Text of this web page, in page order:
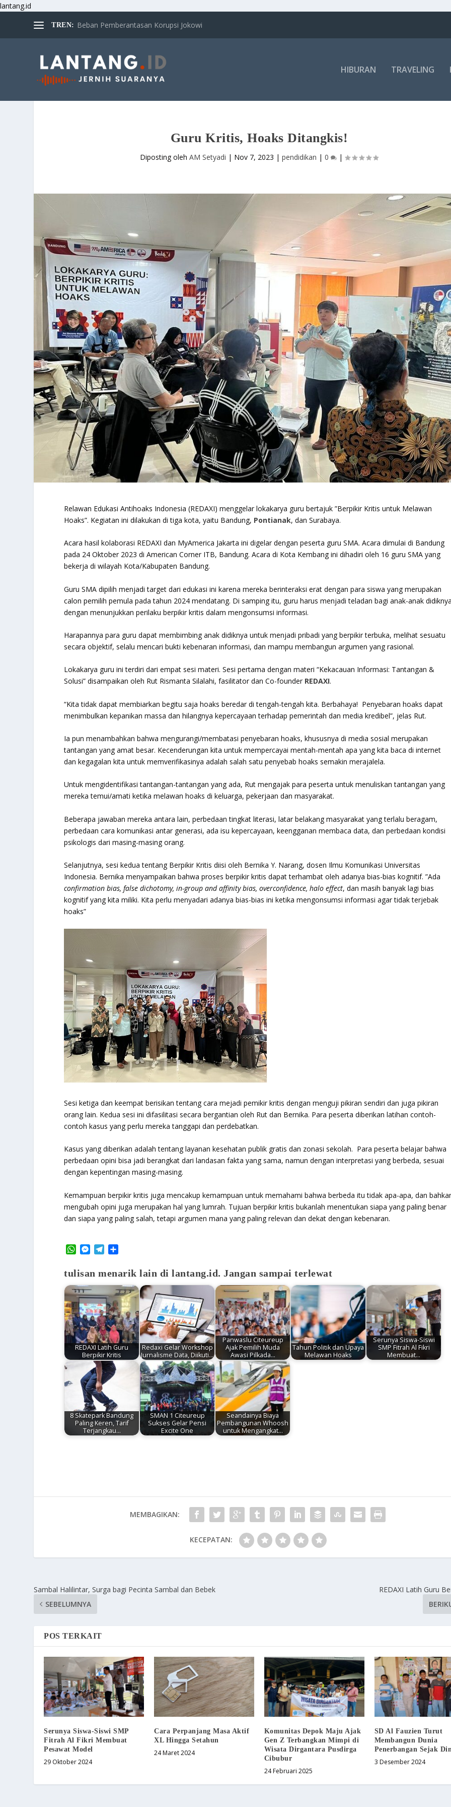
lantang.id
TREN: Beban Pemberantasan Korupsi Jokowi
HIBURAN TRAVELING
Guru Kritis, Hoaks Ditangkis!
Diposting olehAM Setyadi | Nov 7, 2023 |pendidikan |0 |
Relawan Edukasi Antihoaks Indonesia (REDAXI) menggelar lokakarya guru bertajuk ”Berpikir Kritis untuk Melawan
Hoaks”. Kegiatan ini dilakukan di tiga kota, yaitu Bandung, Pontianak, dan Surabaya.
Acara hasil kolaborasi REDAXI dan MyAmerica Jakarta ini digelar dengan peserta guru SMA. Acara dimulai di Bandung
pada 24 Oktober 2023 di American Corner ITB, Bandung. Acara di Kota Kembang ini dihadiri oleh 16 guru SMA yang
bekerja di wilayah Kota/Kabupaten Bandung.
Guru SMA dipilih menjadi target dari edukasi ini karena mereka berinteraksi erat dengan para siswa yang merupakan
calon pemilih pemula pada tahun 2024 mendatang. Di samping itu, guru harus menjadi teladan bagi anak-anak
dengan menunjukkan perilaku berpikir kritis dalam mengonsumsi informasi.
Harapannya para guru dapat membimbing anak didiknya untuk menjadi pribadi yang berpikir terbuka, melihat sesuatu
secara objektif, selalu mencari bukti kebenaran informasi, dan mampu membangun argumen yang rasional.
Lokakarya guru ini terdiri dari empat sesi materi. Sesi pertama dengan materi “Kekacauan Informasi: Tantangan &
Solusi” disampaikan oleh Rut Rismanta Silalahi, fasilitator dan Co-founder REDAXI.
“Kita tidak dapat membiarkan begitu saja hoaks beredar di tengah-tengah kita. Berbahaya! Penyebaran hoaks dapat
menimbulkan kepanikan massa dan hilangnya kepercayaan terhadap pemerintah dan media kredibel”, jelas Rut.
Ia pun menambahkan bahwa mengurangi/membatasi penyebaran hoaks, khususnya di media sosial merupakan
tantangan yang amat besar. Kecenderungan kita untuk mempercayai mentah-mentah apa yang kita baca di internet
dan kegagalan kita untuk memverifikasinya adalah salah satu penyebab hoaks semakin merajalela.
Untuk mengidentifikasi tantangan-tantangan yang ada, Rut mengajak para peserta untuk menuliskan tantangan yang
mereka temui/amati ketika melawan hoaks di keluarga, pekerjaan dan masyarakat.
Beberapa jawaban mereka antara lain, perbedaan tingkat literasi, latar belakang masyarakat yang terlalu beragam,
perbedaan cara komunikasi antar generasi, ada isu kepercayaan, keengganan membaca data, dan perbedaan kondisi
psikologis dari masing-masing orang.
Selanjutnya, sesi kedua tentang Berpikir Kritis diisi oleh Bernika Y. Narang, dosen Ilmu Komunikasi Universitas
Indonesia. Bernika menyampaikan bahwa proses berpikir kritis dapat terhambat oleh adanya bias-bias kognitif. ”Ada
confirmation bias, false dichotomy, in-group and affinity bias, overconfidence, halo effect, dan masih banyak lagi bias
kognitif yang kita miliki. Kita perlu menyadari adanya bias-bias ini ketika mengonsumsi informasi agar tidak terjebak
hoaks”
Sesi ketiga dan keempat berisikan tentang cara mejadi pemikir kritis dengan menguji pikiran sendiri dan juga pikiran
orang lain. Kedua sesi ini difasilitasi secara bergantian oleh Rut dan Bernika. Para peserta diberikan latihan contoh-
contoh kasus yang perlu mereka tanggapi dan perdebatkan.
Kasus yang diberikan adalah tentang layanan kesehatan publik gratis dan zonasi sekolah. Para peserta belajar bahwa
perbedaan opini bisa jadi berangkat dari landasan fakta yang sama, namun dengan interpretasi yang berbeda, sesuai
dengan kepentingan masing-masing.
Kemampuan berpikir kritis juga mencakup kemampuan untuk memahami bahwa berbeda itu tidak apa-apa, dan
mengubah opini juga merupakan hal yang lumrah. Tujuan berpikir kritis bukanlah menentukan siapa yang paling benar
dan siapa yang paling salah, tetapi argumen mana yang paling relevan dan dekat dengan kebenaran.
W
a
t
s
A
p
p
M
s
s
e
n
g
e
r
l
e
r
a
m
a
r
e
tulisan menarik lain di lantang.id. Jangan sampai terlewat
REDAXI Latih Guru
Berpikir Kritis
Redaxi Gelar Workshop
Jurnalisme Data, Diikuti…
Panwaslu Citeureup
Ajak Pemilih Muda
Awasi Pilkada…
Tahun Politik dan Upaya
Melawan Hoaks
Serunya Siswa-Siswi
SMP Fitrah Al Fikri
Membuat…
8 Skatepark Bandung
Paling Keren, Tarif
Terjangkau…
SMAN 1 Citeureup
Sukses Gelar Pensi
Excite One
Seandainya Biaya
Pembangunan Whoosh
untuk Mengangkat…
MEMBAGIKAN:
KECEPATAN:
Sambal Halilintar, Surga bagi Pecinta Sambal dan Bebek
SEBELUMNYA
REDAXI Latih Guru
POS TERKAIT
Serunya Siswa-Siswi SMP
Fitrah Al Fikri Membuat
Pesawat Model
29 Oktober 2024
Cara Perpanjang Masa Aktif
XL Hingga Setahun
24 Maret 2024
Komunitas Depok Maju Ajak
Gen Z Terbangkan Mimpi di
Wisata Dirgantara Pusdirga
Cibubur
24 Februari 2025
SD Al Fauzien Turut
Membangun Dunia
Penerbangan Sejak
3 Desember 2024